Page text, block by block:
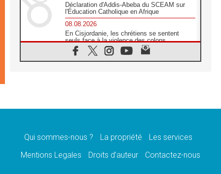
Déclaration d'Addis-Abeba du SCEAM sur
l'Éducation Catholique en Afrique
08.08.2026
En Cisjordanie, les chrétiens se sentent
seuls face à la violence des colons
08.08.2026
Léon XIV au sanctuaire de Notre Dame du
08.08.2026
08.08.2026
catholiques
Qui sommes-nous ? La propriété
Les services
Mentions Legales
Droits d’auteur Contactez-nous